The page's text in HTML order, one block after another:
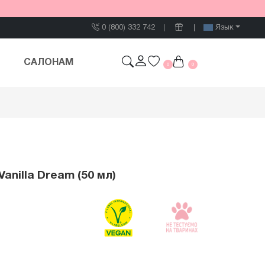
0 (800) 332 742 Язык
САЛОНАМ 0 0
Dream (50 мл)